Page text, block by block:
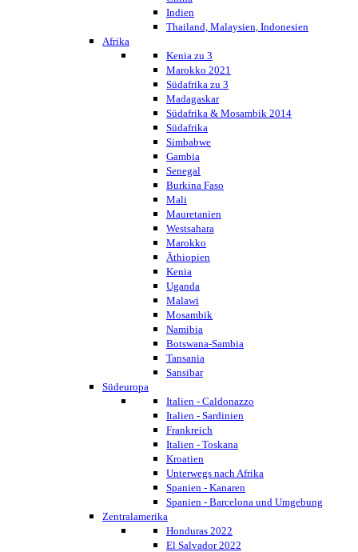
Indien
Thailand, Malaysien, Indonesien
Afrika
Kenia zu 3
Marokko 2021
Südafrika zu 3
Madagaskar
Südafrika & Mosambik 2014
Südafrika
Simbabwe
Gambia
Senegal
Burkina Faso
Mali
Mauretanien
Westsahara
Marokko
Äthiopien
Kenia
Uganda
Malawi
Mosambik
Namibia
Botswana-Sambia
Tansania
Sansibar
Südeuropa
Italien - Caldonazzo
Italien - Sardinien
Frankreich
Italien - Toskana
Kroatien
Unterwegs nach Afrika
Spanien - Kanaren
Spanien - Barcelona und Umgebung
Zentralamerika
Honduras 2022
El Salvador 2022